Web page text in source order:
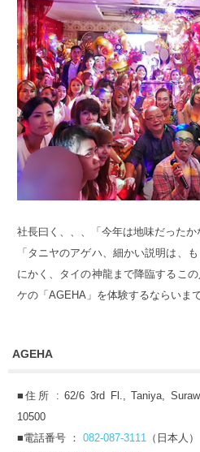
社長曰く、、、「今年は地味だったか
「タニヤのアゲハ、細かい説明は、
にかく、タイの神龍まで降臨するこ
ケの「AGEHA」を体験するならいまで
AGEHA
■住所 : 62/6 3rd Fl., Taniya,
10500
■電話番号 ： 082-087-3111（日本人）